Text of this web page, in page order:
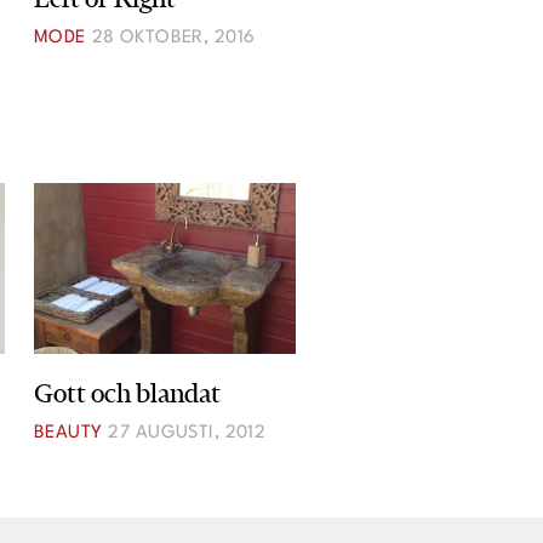
MODE 28 OKTOBER, 2016
Gott och blandat
BEAUTY 27 AUGUSTI, 2012